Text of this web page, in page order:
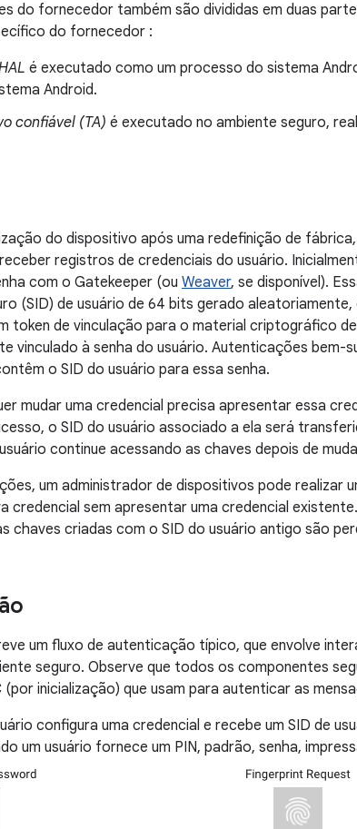
do fornecedor também são divididas em duas
do fornecedor :
é executado como um processo do sistema
Android.
confiável (TA) é executado no ambiente seguro,
do dispositivo após uma redefinição de
registros de credenciais do usuário.
com o Gatekeeper (ou Weaver, se disponível).
(SID) de usuário de 64 bits gerado
token de vinculação para o material criptográfico
vinculado à senha do usuário. Autenticações bem-
o SID do usuário para essa senha.
mudar uma credencial precisa apresentar essa
o SID do usuário associado a ela será
continue acessando as chaves depois de
um administrador de dispositivos pode realizar
credencial sem apresentar uma credencial
chaves criadas com o SID do usuário antigo são
um fluxo de autenticação típico, que envolve
seguro. Observe que todos os componentes
inicialização) que usam para autenticar as
configura uma credencial e recebe um SID de
um usuário fornece um PIN, padrão, senha,